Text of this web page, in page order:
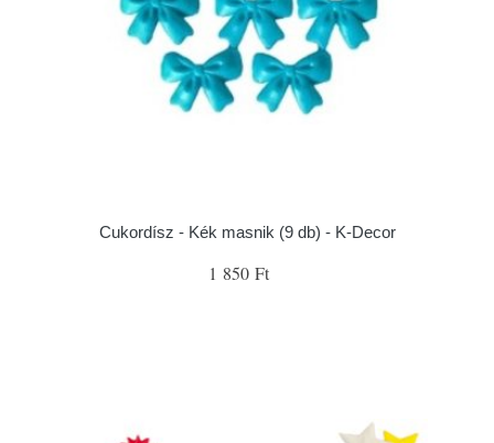
Cukordísz - Kék masnik (9 db) - K-Decor
1 850 Ft